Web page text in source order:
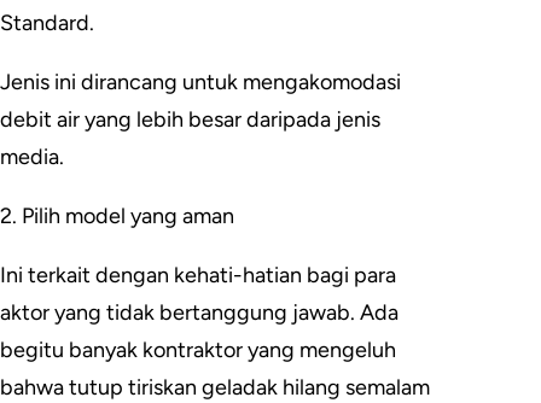
Standard.
Jenis ini dirancang untuk mengakomodasi
debit air yang lebih besar daripada jenis
media.
2. Pilih model yang aman
Ini terkait dengan kehati-hatian bagi para
aktor yang tidak bertanggung jawab. Ada
begitu banyak kontraktor yang mengeluh
bahwa tutup tiriskan geladak hilang semalam